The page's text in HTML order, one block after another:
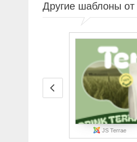
Другие шаблоны от
JS Terrae